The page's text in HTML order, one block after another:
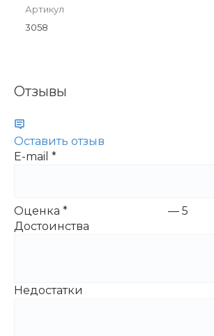
Артикул
3058
Отзывы
Оставить отзыв
E-mail *
Оценка * — 5
Достоинства
Недостатки